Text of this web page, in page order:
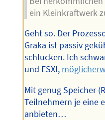
ein Kleinkraftwerk
Geht so. Der
Graka ist passiv
schlucken. Ich
und ESXI,
Mit genug Speicher
Teilnehmern je eine
anbieten…